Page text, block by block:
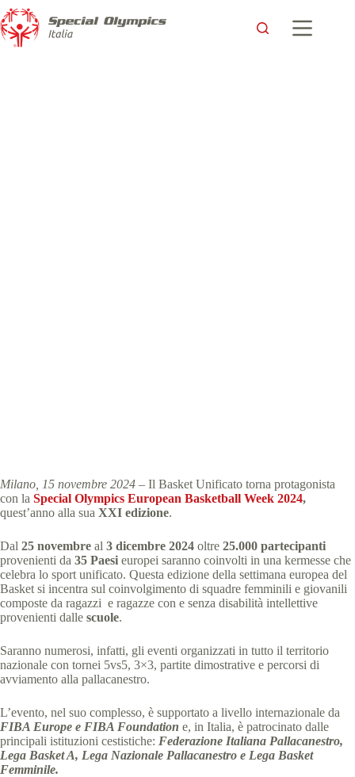
Milano, 15 novembre 2024 – Il Basket Unificato torna protagonista
con la Special Olympics European Basketball Week 2024,
quest’anno alla sua XXI edizione.
Dal 25 novembre al 3 dicembre 2024 oltre 25.000 partecipanti
provenienti da 35 Paesi europei saranno coinvolti in una kermesse che
celebra lo sport unificato. Questa edizione della settimana europea del
Basket si incentra sul coinvolgimento di squadre femminili e giovanili
composte da ragazzi e ragazze con e senza disabilità intellettive
provenienti dalle scuole.
Saranno numerosi, infatti, gli eventi organizzati in tutto il territorio
nazionale con tornei 5vs5, 3×3, partite dimostrative e percorsi di
avviamento alla pallacanestro.
L’evento, nel suo complesso, è supportato a livello internazionale da
FIBA Europe e FIBA Foundation e, in Italia, è patrocinato dalle
principali istituzioni cestistiche: Federazione Italiana Pallacanestro,
Lega Basket A, Lega Nazionale Pallacanestro e Lega Basket
Femminile.